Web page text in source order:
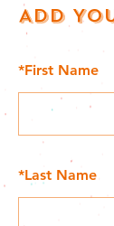
Add
*First Name
*Last Name